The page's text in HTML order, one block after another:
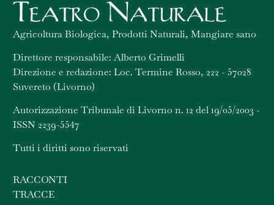
Agricoltura Biologica, Prodotti Naturali, Mangiare sano
Direttore responsabile: Alberto Grimelli
Direzione e redazione: Loc. Termine Rosso, 222 - 57028
Suvereto (Livorno)
Autorizzazione Tribunale di Livorno n. 12 del 19/05/2003 -
ISSN 2239-5547
Tutti i diritti sono riservati
RACCONTI
TRACCE